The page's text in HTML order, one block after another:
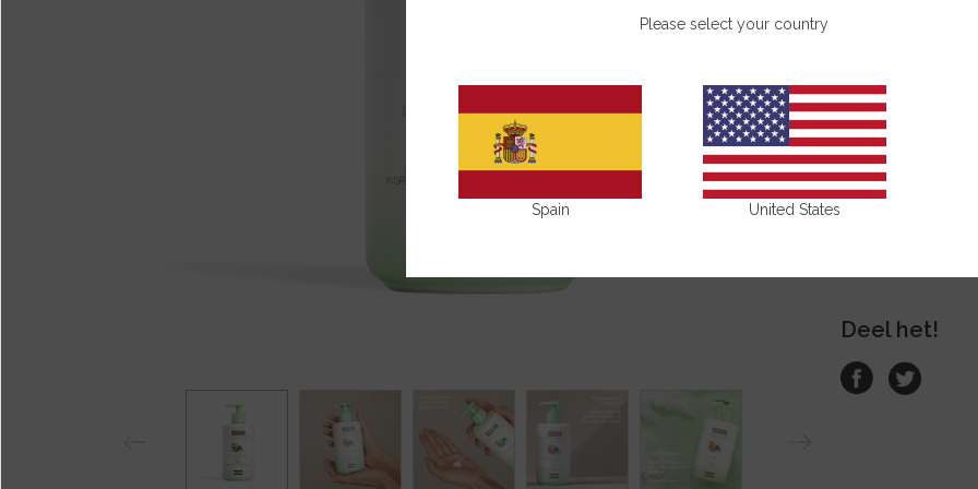
Voordelen
Deel het!
Please select your country
Spain United States